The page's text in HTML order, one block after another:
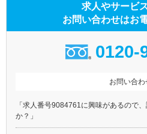
求人やサービ
お問い合わせはお
0120-
お問い合わ
「求人番号9084761に興味があるので
か？」